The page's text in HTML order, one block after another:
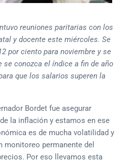
reuniones paritarias con los
y docente este miércoles. Se
por ciento para noviembre y se
se conozca el índice a fin de año
que los salarios superen la
Bordet fue asegurar
la inflación y estamos en ese
es de mucha volatilidad y
monitoreo permanente del
Por eso llevamos esta